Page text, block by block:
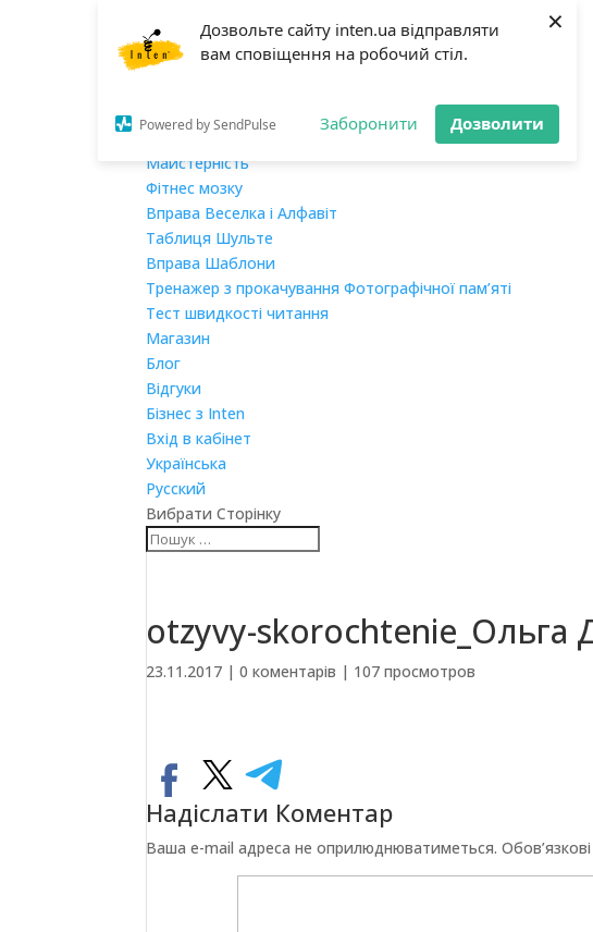
Дозвольте сайту inten.ua відправляти
вам сповіщення на робочий стіл.
Powered by SendPulse Заборонити Дозволити
×
Головна
Про нас
Розвиток пам’яті
Майстерність
Фітнес мозку
Вправа Веселка і Алфавіт
Таблиця Шульте
Вправа Шаблони
Тренажер з прокачування Фотографічної пам’яті
Тест швидкості читання
Магазин
Блог
Відгуки
Бізнес з Inten
Вхід в кабінет
Українська
Русский
Вибрати Сторінку
otzyvy-skorochtenie_Ольга
23.11.2017 |0 коментарів | 107 просмотров
Надіслати Коментар
Ваша e-mail адреса не оприлюднюватиметься.